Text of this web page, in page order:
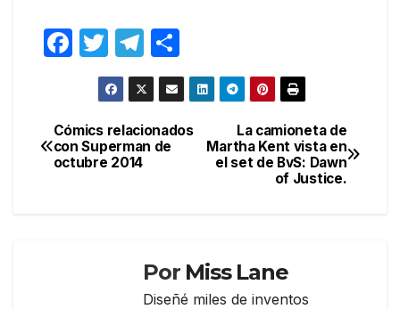
F
e
b
T
w
itt
er
T
el
e
gr
a
o
m
p
Navegación
de
La camioneta de
Martha Kent vista en
el set de BvS: Dawn
of Justice.
Cómics relacionados
con Superman de
octubre 2014
Por Miss Lane
Diseñé miles de inventos